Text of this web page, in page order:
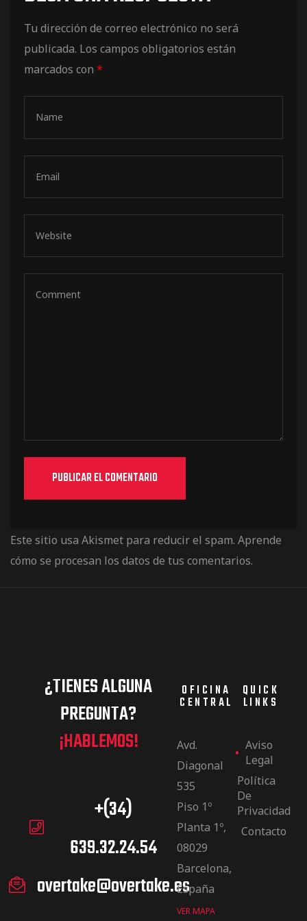
Tu dirección de correo electrónico no será
publicada. Los campos obligatorios están
marcados con *
Este sitio usa Akismet para reducir el spam. Aprende
cómo se procesan los datos de tus comentarios.
¿TIENES ALGUNA
PREGUNTA?
¡HABLEMOS!
+(34)
639.32.24.54
overtake@overtake.es
OFICINA
CENTRAL
Avd.
Diagonal
535
Piso 1º
Planta 1º,
08029
Barcelona,
España
VER MAPA
QUICK
LINKS
Aviso
Legal
Política
De
Privacidad
Contacto